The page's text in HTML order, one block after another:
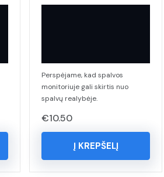
Perspėjame, kad spalvos
monitoriuje gali skirtis nuo
spalvų realybėje.
€10.50
Į KREPŠELĮ